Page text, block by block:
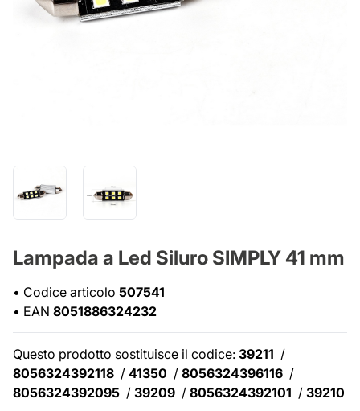
Lampada a Led Siluro SIMPLY 41 mm
• Codice articolo 507541
• EAN 8051886324232
Questo prodotto sostituisce il codice: 39211 /
8056324392118 / 41350 / 8056324396116 /
8056324392095 / 39209 / 8056324392101 / 39210